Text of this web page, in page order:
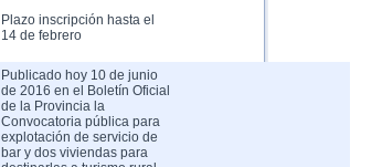
Plazo inscripción hasta el
14 de febrero
Publicado hoy 10 de junio
de 2016 en el Boletín Oficial
de la Provincia la
Convocatoria pública para
explotación de servicio de
bar y dos viviendas para